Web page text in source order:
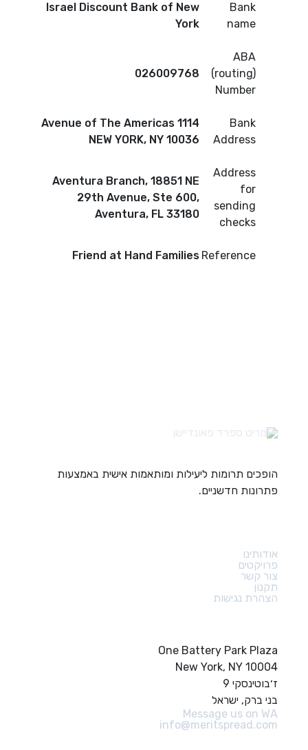
Bank
name
Israel Discount Bank of New
York
ABA
(routing)
Number
026009768
Bank
Address
1114 Avenue of The Americas
NEW YORK, NY 10036
Address
for
sending
checks
Aventura Branch, 18851 NE
29th Avenue, Ste 600,
Aventura, FL 33180
Reference
Friend at Hand Families
הופכים תרומות ליעילות ומותאמות אישית באמצעות
פתרונות חדשניים.
אודותינו
פרויקטים
צור קשר
תקנון
הצהרת נגישות
One Battery Park Plaza
New York, NY 10004
ז׳בוטינסקי 9
בני ברק, ישראל
Message us on WA
info@meritspread.com